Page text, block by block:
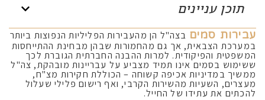
תוכן עניינים
עבירות סמים בצה"ל הן מהעבירות הפליליות הנפוצות ביותר
במערכת הצבאית, אך גם מהחמורות שבהן מבחינת ההתייחסות
המשפטית והפיקודית. למרות ההבנה החברתית הגוברת לכך
ששימוש בסמים אינו תמיד מצביע על עבריינות מובהקת, צה"ל
ממשיך במדיניות אכיפה קשוחה – הכוללת חקירות מצ"ח,
מעצרים, השעיות מהשירות הקרבי, ואף רישום פלילי שעלול
להכתים את עתידו של החייל.